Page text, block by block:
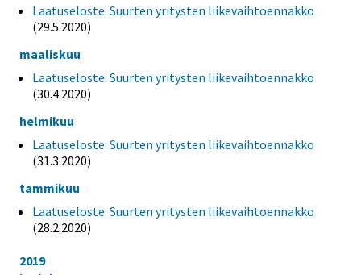
Laatuseloste: Suurten yritysten liikevaihtoennakko
(29.5.2020)
maaliskuu
Laatuseloste: Suurten yritysten liikevaihtoennakko
(30.4.2020)
helmikuu
Laatuseloste: Suurten yritysten liikevaihtoennakko
(31.3.2020)
tammikuu
Laatuseloste: Suurten yritysten liikevaihtoennakko
(28.2.2020)
2019